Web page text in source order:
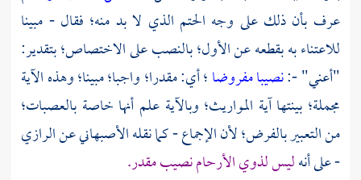
عرف بأن ذلك على وجه الحتم الذي لا بد منه؛ فقال - مبينا
للاعتناء به بقطعه عن الأول؛ بالنصب على الاختصاص؛ بتقدير:
"أعني" -:نصيبا مفروضا؛ أي: مقدرا؛ واجبا؛ مبينا؛ وهذه الآية
مجملة؛ بينتها آية المواريث؛ وبالآية علم أنها خاصة بالعصبات؛
من التعبير بالفرض؛ لأن الإجماع - كما نقلهالأصبهانيعنالرازي
- على أنهليس لذوي الأرحام نصيب مقدر.